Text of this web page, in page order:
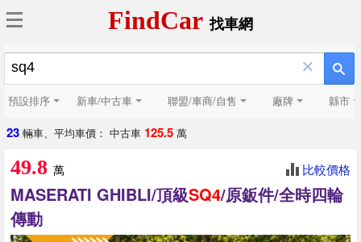
FindCar找車網
×
預設排序 新車/中古車 聯盟/車商/自售 廠牌 縣市
23 輛車、平均車價： 中古車 125.5 萬
49.8 萬 比較價格
MASERATI GHIBLI/頂級SQ4/原鈑件/全時四輪
傳動